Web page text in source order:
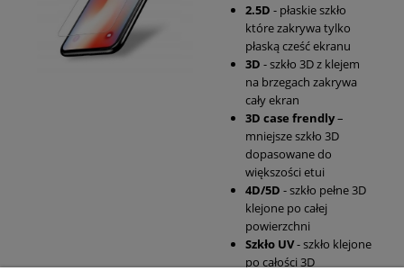
2.5D - płaskie szkło
które zakrywa tylko
płaską cześć ekranu
3D - szkło 3D z klejem
na brzegach zakrywa
cały ekran
3D case frendly–
mniejsze szkło 3D
dopasowane do
większości etui
4D/5D - szkło pełne 3D
klejone po całej
powierzchni
Szkło UV- szkło klejone
po całości 3D